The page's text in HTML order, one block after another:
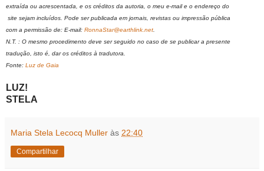
extraída ou acrescentada, e os créditos da autoria, o meu e-mail e o endereço do
site sejam incluídos. Pode ser publicada em jornais, revistas ou impressão pública
com a permissão de: E-mail: RonnaStar@earthlink.net.
N.T. : O mesmo procedimento deve ser seguido no caso de se publicar a presente
tradução, isto é, dar os créditos à tradutora.
Fonte: Luz de Gaia
LUZ!
STELA
Maria Stela Lecocq Muller às 22:40
Compartilhar